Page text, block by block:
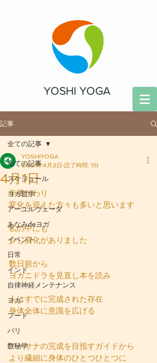
YOSHI YOGA
記事
全ての記事
スケジュール
ヨガ哲学
アーユルヴェーダ
あなみdeヨガ
イベント
日常
インド
自律神経メンテナンス
ヨガ
フード
バリ
数秘学
全ての記事
4月1日
YOSHIYOGA
2021年4月2日 読了時間: 1分
年度がわり
変化を迎えた方々も多いと思います
私の中にも
少し変化がありました
数日前から
ヨガニドラを見直し本を読み
人はすでに完成された存在
身体全体に意識を広げる
アーサナの完成を目指すガイドから
より繊細に身体のひとつひとつに